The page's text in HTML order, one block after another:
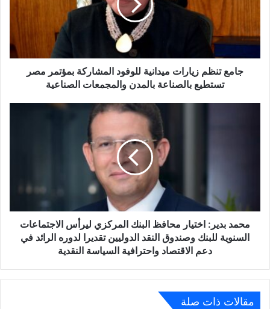
مصر
تستطيع
بالصناعةجامع تنظم زيارات ميدانية للوفود المشاركة بمؤتمر مصر
تستطيع بالصناعة بالمدن والمجمعات الصناعية
الاجتماعات
السنوية
للبنك
وصندوق
تقديرا
الرائد
محمد بدير: اختيار محافظ البنك المركزي ليرأس الاجتماعات
السنوية للبنك وصندوق النقد الدوليين تقديرا لدوره الرائد في
دعم الاقتصاد واحترافية السياسة النقدية
مقالات ذات صلة